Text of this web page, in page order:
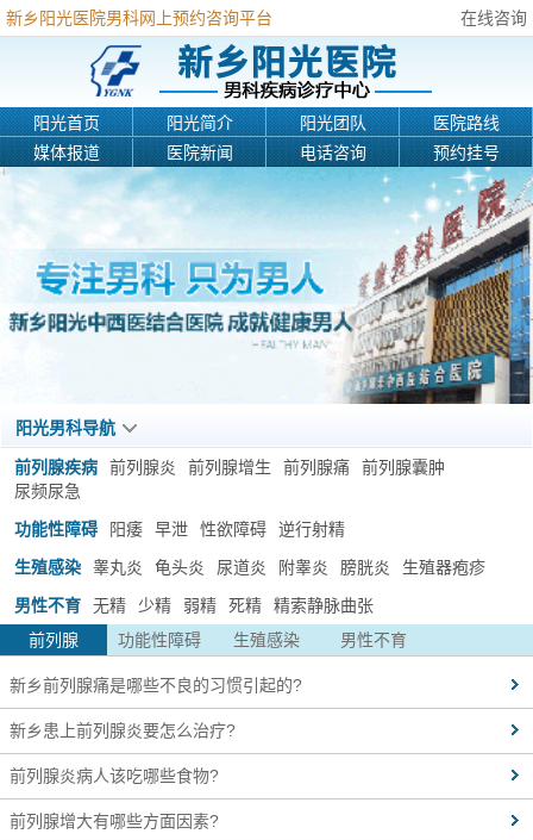
在线咨询
新乡阳光医院男科网上预约咨询平台
阳光首页 阳光简介 阳光团队
医院路线
媒体报道
医院新闻 电话咨询 预约挂号
阳光男科导航
前列腺疾病 前列腺炎 前列腺增生 前列腺痛
前列腺囊肿
尿频尿急
功能性障碍
阳痿 早泄 性欲障碍
逆行射精
生殖感染
睾丸炎 龟头炎 尿道炎 附睾炎 膀胱炎
生殖器疱疹
男性不育
无精 少精 弱精 死精
精索静脉曲张
前列腺
功能性障碍 生殖感染 男性不育
新乡前列腺痛是哪些不良的习惯引起的?
新乡患上前列腺炎要怎么治疗?
前列腺炎病人该吃哪些食物?
前列腺增大有哪些方面因素?